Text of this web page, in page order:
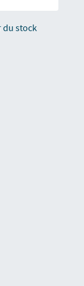
du stock